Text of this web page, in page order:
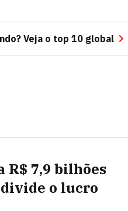
Veja o top 10 global
7,9 bilhões
o lucro